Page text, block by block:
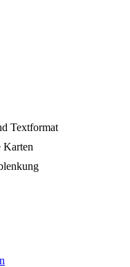
Textformat
Karten